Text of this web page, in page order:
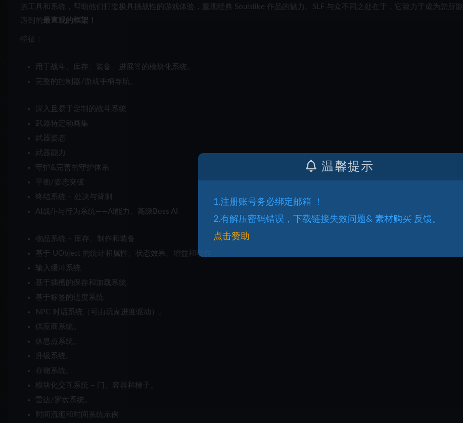
的工具和系统，帮助他们打造极具挑战性的游戏体验，重现经典 Soulslike 作品的魅力。SLF 与众不同之处在于，它致力于成为您所能
遇到的 最直观的框架！
特征：
用于战斗、库存、装备、进展等的模块化系统。
完整的控制器/游戏手柄导航。
深入且易于定制的战斗系统
武器特定动画集
武器姿态
武器能力
守护&完善的守护体系
平衡/姿态突破
终结系统 – 处决与背刺
AI战斗与行为系统——AI能力、高级Boss AI
物品系统 – 库存、制作和装备
基于 UObject 的统计和属性、状态效果、增益和动作
输入缓冲系统
基于插槽的保存和加载系统
基于标签的进度系统
NPC 对话系统（可由玩家进度驱动）。
供应商系统。
休息点系统。
升级系统。
存储系统。
模块化交互系统 – 门、容器和梯子。
雷达/罗盘系统。
时间流逝和时间系统示例
温馨提示
1.注册账号务必绑定邮箱 ！
2.有解压密码错误，下载链接失效问题& 素材购买 反馈。
点击赞助